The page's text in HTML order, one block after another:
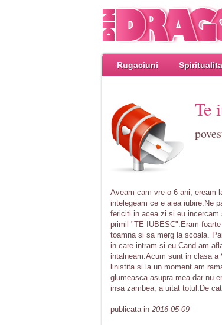
Rugaciuni
Te
Aveam cam vre-o 6 ani, eream
intelegeam ce e aiea iubire.Ne
fericiti in acea zi si eu
primil "TE IUBESC".Eram
toamna si sa merg la scoala.
in care intram si eu.Cand am
intalneam.Acum sunt in clasa a
linistita si la un moment am
glumeasca asupra mea dar nu
insa zambea, a uitat totul.De
publicata in 2016-05-09